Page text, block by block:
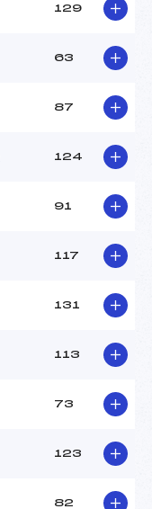
129
63
87
124
91
117
131
113
73
123
82